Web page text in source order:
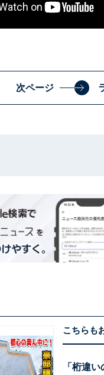
次ページ
こちらも
「桁違